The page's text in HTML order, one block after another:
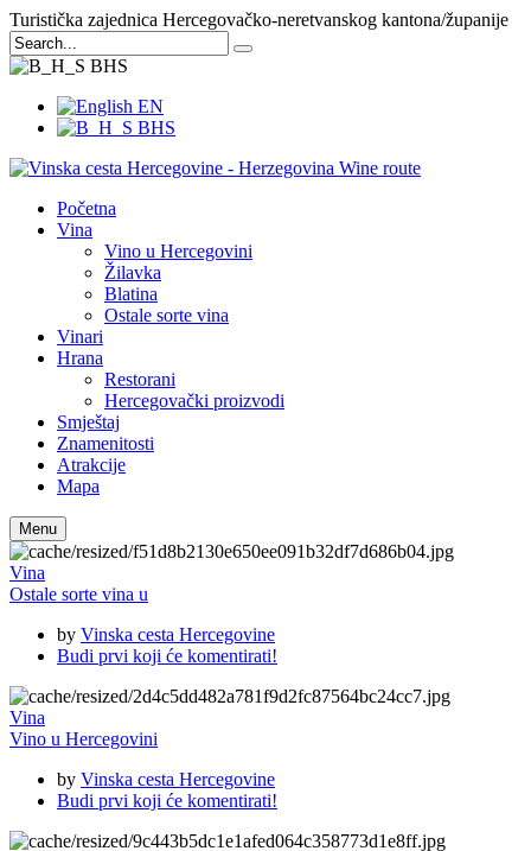
Turistička zajednica Hercegovačko-neretvanskog kantona/županije
BHS
EN
BHS
Početna
Vina
Vino u Hercegovini
Žilavka
Blatina
Ostale sorte vina
Vinari
Hrana
Restorani
Hercegovački proizvodi
Smještaj
Znamenitosti
Atrakcije
Mapa
Menu
Vina
Ostale sorte vina u
by Vinska cesta Hercegovine
Budi prvi koji će komentirati!
Vina
Vino u Hercegovini
by Vinska cesta Hercegovine
Budi prvi koji će komentirati!